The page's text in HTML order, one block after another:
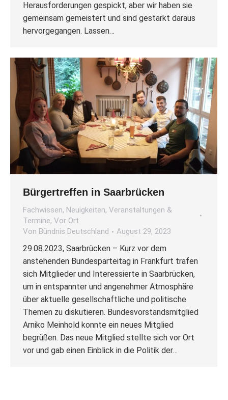
Herausforderungen gespickt, aber wir haben sie
gemeinsam gemeistert und sind gestärkt daraus
hervorgegangen. Lassen…
Bürgertreffen in Saarbrücken
Fachwissen, Neuigkeiten, Veranstaltungen &
Termine, Vor Ort
Von Bündnis Deutschland August 29, 2023
29.08.2023, Saarbrücken – Kurz vor dem
anstehenden Bundesparteitag in Frankfurt trafen
sich Mitglieder und Interessierte in Saarbrücken,
um in entspannter und angenehmer Atmosphäre
über aktuelle gesellschaftliche und politische
Themen zu diskutieren. Bundesvorstandsmitglied
Arniko Meinhold konnte ein neues Mitglied
begrüßen. Das neue Mitglied stellte sich vor Ort
vor und gab einen Einblick in die Politik der…